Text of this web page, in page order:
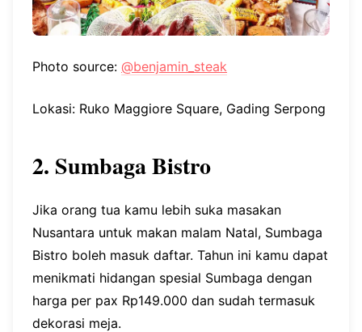
Photo source: @benjamin_steak
Lokasi: Ruko Maggiore Square, Gading Serpong
2. Sumbaga Bistro
Jika orang tua kamu lebih suka masakan
Nusantara untuk makan malam Natal, Sumbaga
Bistro boleh masuk daftar. Tahun ini kamu dapat
menikmati hidangan spesial Sumbaga dengan
harga per pax Rp149.000 dan sudah termasuk
dekorasi meja.